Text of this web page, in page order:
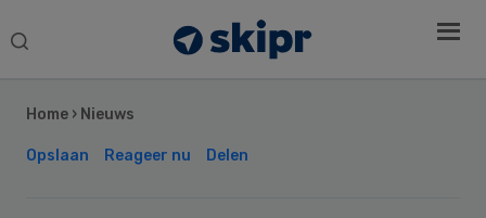
Search
Home › Nieuws
Opslaan Reageer nu Delen
Sidebar